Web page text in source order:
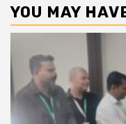
YOU MAY